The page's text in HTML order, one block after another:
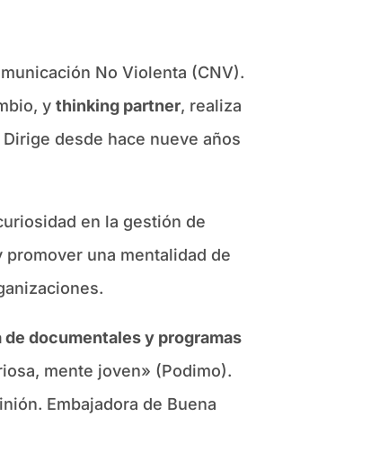
No Violenta (CNV).
ythinking partner, realiza
desde hace nueve años
en la gestión de
una mentalidad de
de documentales y programas
mente joven» (Podimo).
Embajadora de Buena